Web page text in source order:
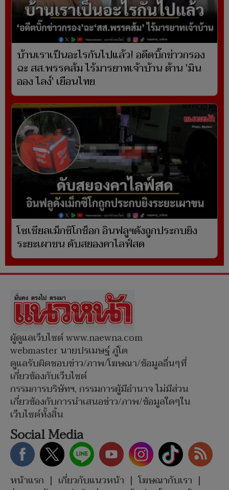
บ้านเราเป็นอะไรกันไปแล้ว! อดีตบิ๊กข่าวกรอง
ฉะ สส.พรรคส้ม ไร้มารยาทเจ้าบ้าน ต้าน 'มิน
ออง ไลง์' เยือนไทย
โซเชียลเม็กซิโกช็อก อินฟลูฯดังถูกประกบยิง
ระยะเผาขน ดับสยองคาไลฟ์สด
ผู้ดูแลเว็บไซต์ www.naewna.com
webmaster นายปรเมษฐ์ ภู่โต
ดูแลรับผิดชอบข่าว/ภาพ/โฆษณา/ข้อมูลอื่นๆที่
เกี่ยวข้องกับเว็บไซต์
กรรมการบริษัทฯ, กรรมการผู้มีอำนาจ ไม่มีส่วน
เกี่ยวข้องกับการนำเสนอข่าว/ภาพ/ข้อมูลใดๆใน
เว็บไซต์ทั้งสิ้น
Social Media
หน้าแรก | เกี่ยวกับแนวหน้า | โฆษณากับเรา |